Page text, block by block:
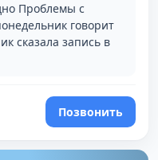
Проблемы с
говорит
сказала запись в
Позвонить